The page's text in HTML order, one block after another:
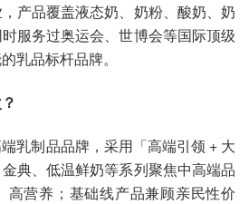
产品覆盖液态奶、奶粉、酸奶、奶
服务过奥运会、世博会等国际顶级
乳品标杆品牌。
乳制品品牌，采用「高端引领 + 大
典、低温鲜奶等系列聚焦中高端品
高营养；基础线产品兼顾亲民性价